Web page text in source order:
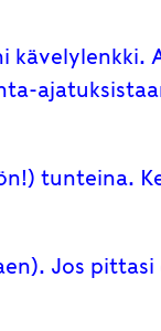
kävelylenkki.
tunteina.
Jos pittasi